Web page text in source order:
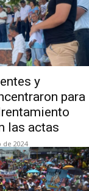
y
para
las actas
de 2024